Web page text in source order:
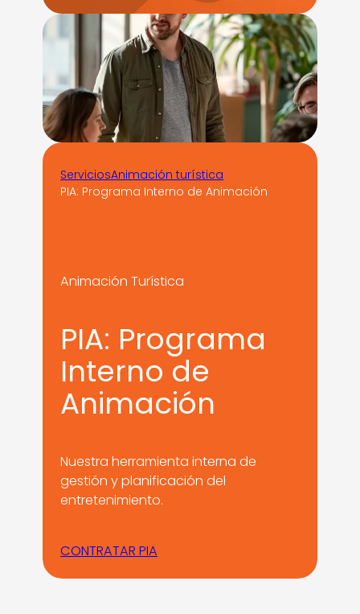
ServiciosAnimación turística
PIA: Programa Interno de Animación
Animación Turística
PIA: Programa
Interno de
Animación
Nuestra herramienta interna de
gestión y planificación del
entretenimiento.
CONTRATAR PIA